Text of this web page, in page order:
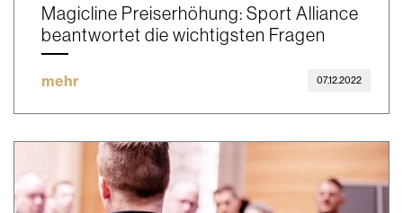
Magicline Preiserhöhung: Sport Alliance
beantwortet die wichtigsten Fragen
mehr 07.12.2022